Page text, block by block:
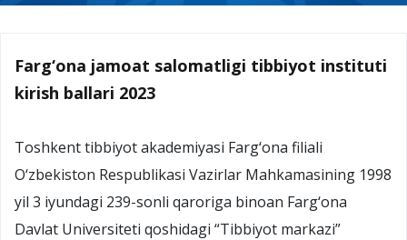
Farg‘ona jamoat salomatligi tibbiyot instituti
kirish ballari 2023
Toshkent tibbiyot akademiyasi Farg‘ona filiali
O‘zbekiston Respublikasi Vazirlar Mahkamasining 1998
yil 3 iyundagi 239-sonli qaroriga binoan Farg‘ona
Davlat Universiteti qoshidagi “Tibbiyot markazi”